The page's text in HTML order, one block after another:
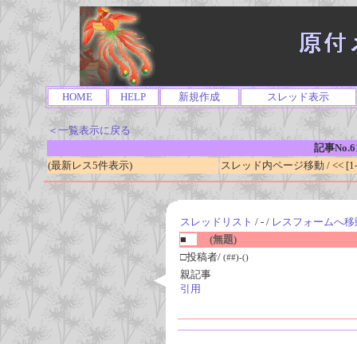
HOME HELP 新規作成 スレッド表示
＜一覧表示に戻る
記事
(最新レス5件表示)
スレッド内ページ移動 / <<
スレッドリスト / - / レスフォームへ移
■
(無題)
□投稿者/ (##)-()
親記事
引用